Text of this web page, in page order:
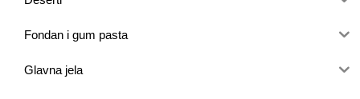
Fondan i gum pasta
Glavna jela